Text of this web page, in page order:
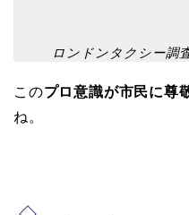
ロンドンタクシー調
このプロ意識が市民に尊
ね。